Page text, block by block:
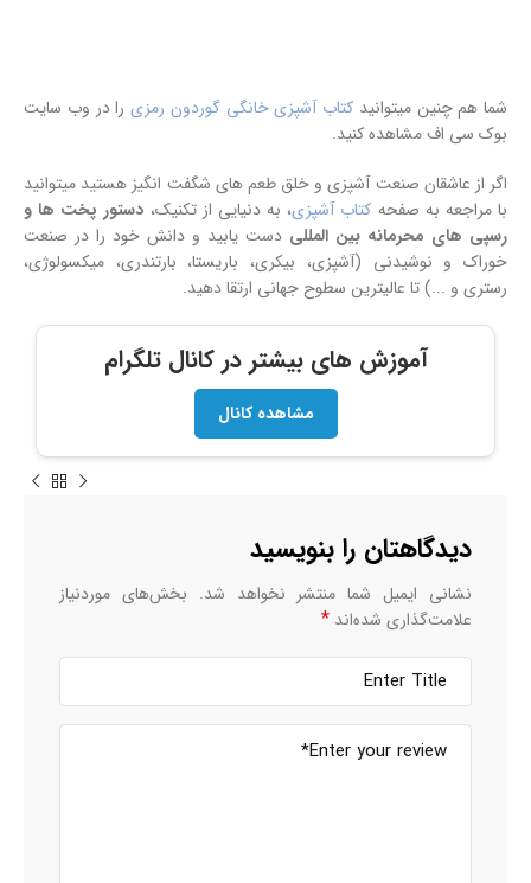
شما هم چنین میتوانید کتاب آشپزی خانگی گوردون رمزی را در وب سایت
بوک سی اف مشاهده کنید.
اگر از عاشقان صنعت آشپزی و خلق طعم های شگفت انگیز هستید میتوانید
با مراجعه به صفحه کتاب آشپزی، به دنیایی از تکنیک، دستور پخت ها و
رسپی های محرمانه بین المللی دست یابید و دانش خود را در صنعت
خوراک و نوشیدنی (آشپزی، بیکری، باریستا، بارتندری، میکسولوژی،
رستری و ...) تا عالیترین سطوح جهانی ارتقا دهید.
آموزش های بیشتر در کانال تلگرام
مشاهده کانال
دیدگاهتان را بنویسید
نشانی ایمیل شما منتشر نخواهد شد. بخش‌های موردنیاز
علامت‌گذاری شده‌اند *